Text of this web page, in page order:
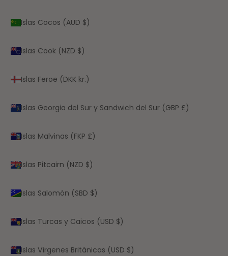
Islas Cocos (AUD $)
Islas Cook (NZD $)
Islas Feroe (DKK kr.)
Islas Georgia del Sur y Sandwich del Sur (GBP £)
Islas Malvinas (FKP £)
Islas Pitcairn (NZD $)
Islas Salomón (SBD $)
Islas Turcas y Caicos (USD $)
Islas Vírgenes Británicas (USD $)